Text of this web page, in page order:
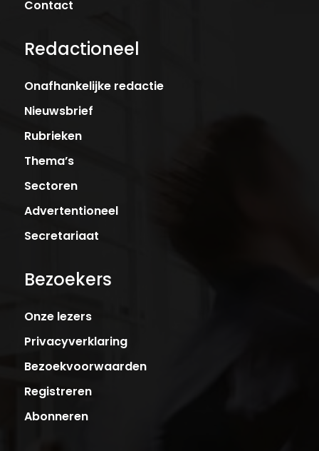
Contact
Redactioneel
Onafhankelijke redactie
Nieuwsbrief
Rubrieken
Thema’s
Sectoren
Advertentioneel
Secretariaat
Bezoekers
Onze lezers
Privacyverklaring
Bezoekvoorwaarden
Registreren
Abonneren